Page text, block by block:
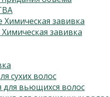
Химическая завивка
Химическая завивка
сухих волос
для вьющихся волос